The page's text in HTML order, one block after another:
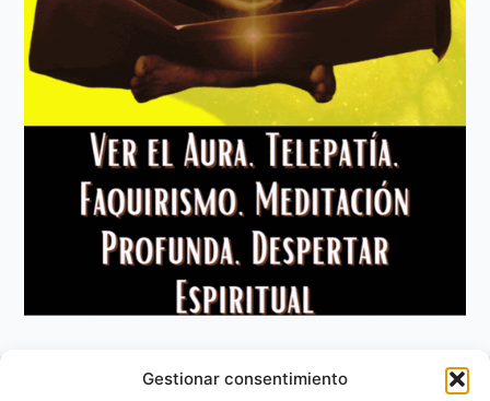
Gestionar consentimiento
Aviso Legal